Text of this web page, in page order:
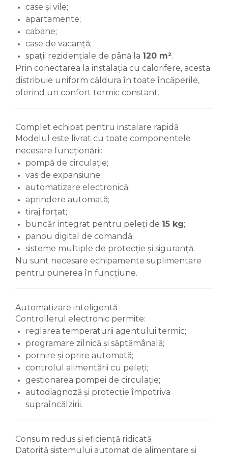
case și vile;
apartamente;
cabane;
case de vacanță;
spații rezidențiale de până la 120 m².
Prin conectarea la instalația cu calorifere, acesta
distribuie uniform căldura în toate încăperile,
oferind un confort termic constant.
Complet echipat pentru instalare rapidă
Modelul este livrat cu toate componentele
necesare funcționării:
pompă de circulație;
vas de expansiune;
automatizare electronică;
aprindere automată;
tiraj forțat;
buncăr integrat pentru peleți de 15 kg;
panou digital de comandă;
sisteme multiple de protecție și siguranță.
Nu sunt necesare echipamente suplimentare
pentru punerea în funcțiune.
Automatizare inteligentă
Controllerul electronic permite:
reglarea temperaturii agentului termic;
programare zilnică și săptămânală;
pornire și oprire automată;
controlul alimentării cu peleți;
gestionarea pompei de circulație;
autodiagnoză și protecție împotriva
supraîncălzirii.
Consum redus și eficiență ridicată
Datorită sistemului automat de alimentare și